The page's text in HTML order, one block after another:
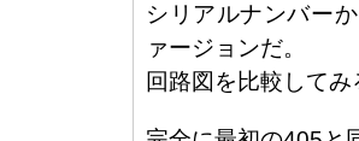
シリアルナンバー
ァージョンだ。
回路図を比較して